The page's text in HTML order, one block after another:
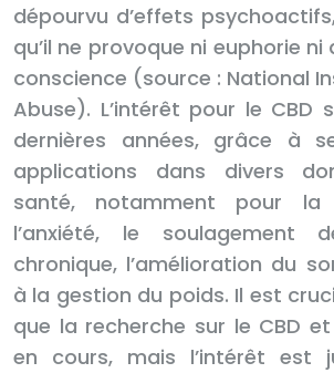
dépourvu d’effets
qu’il ne provoque ni euphorie
conscience (source : National
Abuse). L’intérêt pour le CBD
dernières années, grâce à
applications dans divers
santé, notamment pour la
l’anxiété, le soulagement
chronique, l’amélioration du
à la gestion du poids. Il est
que la recherche sur le CBD
en cours, mais l’intérêt est